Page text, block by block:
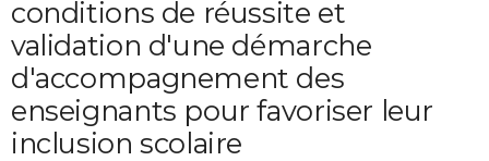
conditions de réussite et
validation d'une démarche
d'accompagnement des
enseignants pour favoriser leur
inclusion scolaire